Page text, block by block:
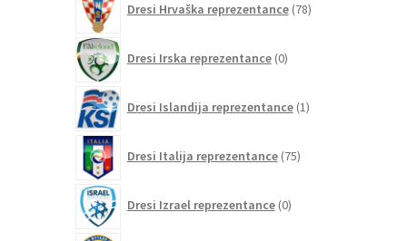
Dresi Hrvaška reprezentance 78izdelkov
Dresi Irska reprezentance 0izdelkov
Dresi Islandija reprezentance 1izdelek
Dresi Italija reprezentance 75izdelkov
Dresi Izrael reprezentance 0izdelkov